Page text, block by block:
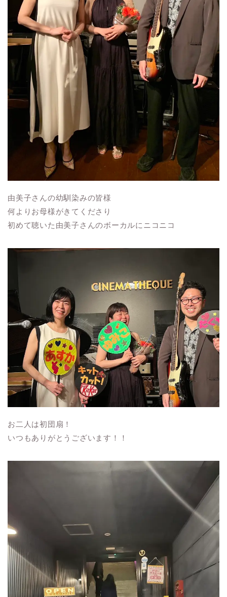
由美子さんの幼馴染みの皆様
何よりお母様がきてくださり
初めて聴いた由美子さんのボーカルにニコニコ
お二人は初団扇！
いつもありがとうございます！！